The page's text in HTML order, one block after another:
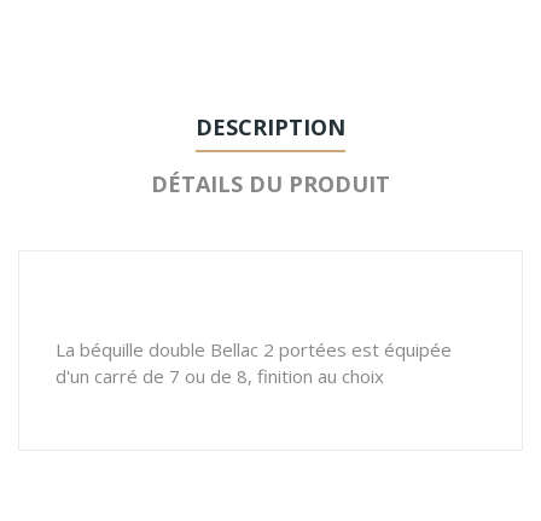
DESCRIPTION
DÉTAILS DU PRODUIT
La béquille double Bellac 2 portées est équipée
d'un carré de 7 ou de 8, finition au choix